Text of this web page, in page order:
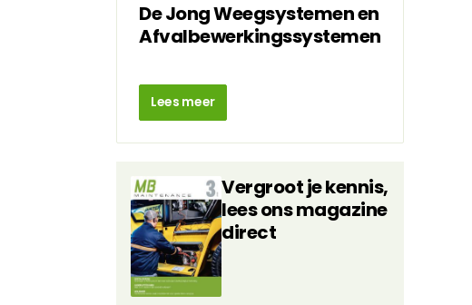
Maatwerk | Foto: Fabrikant KPZ
De Jong Weegsystemen en
Afvalbewerkingssystemen
Lees meer
Vergroot je kennis,
lees ons magazine
direct